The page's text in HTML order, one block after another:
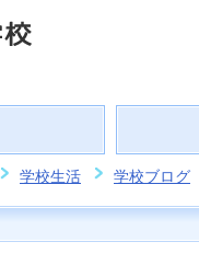
学校生活 学校ブログ